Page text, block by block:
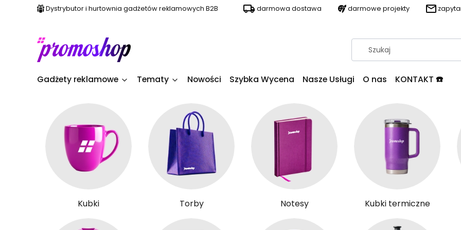
Dystrybutor i hurtownia gadżetów reklamowych B2B darmowa dostawa darmowe projekty
Gadżety reklamowe Tematy Nowości Szybka Wycena Nasze Usługi O nas KONTAKT ☎️
Kubki Torby Notesy Kubki termiczne